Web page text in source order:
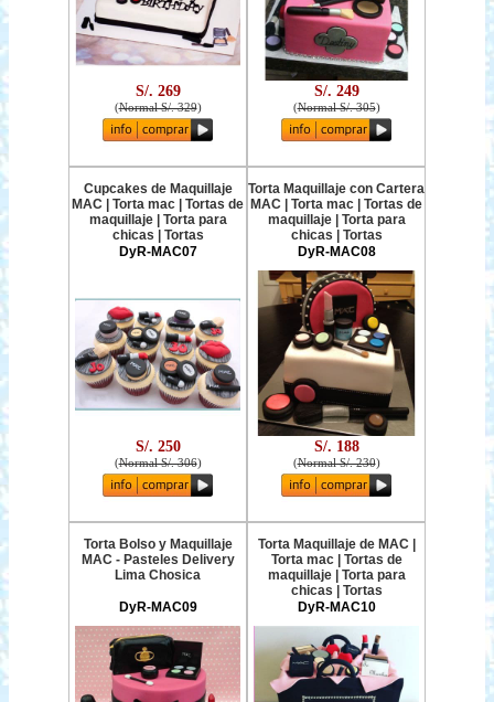
S/. 269
(Normal S/. 329)
S/. 249
(Normal S/. 305)
Cupcakes de Maquillaje
MAC | Torta mac | Tortas de
maquillaje | Torta para
chicas | Tortas
DyR-MAC07
S/. 250
(Normal S/. 306)
Torta Maquillaje con Cartera
MAC | Torta mac | Tortas de
maquillaje | Torta para
chicas | Tortas
DyR-MAC08
S/. 188
(Normal S/. 230)
Torta Bolso y Maquillaje
MAC - Pasteles Delivery
Lima Chosica
DyR-MAC09
Torta Maquillaje de MAC |
Torta mac | Tortas de
maquillaje | Torta para
chicas | Tortas
DyR-MAC10